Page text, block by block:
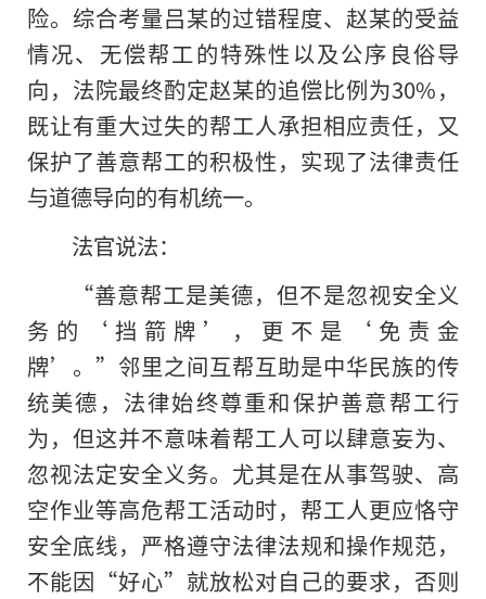
险。综合考量吕某的过错程度、赵某的受益
情况、无偿帮工的特殊性以及公序良俗导
向，法院最终酌定赵某的追偿比例为30%，
既让有重大过失的帮工人承担相应责任，又
保护了善意帮工的积极性，实现了法律责任
与道德导向的有机统一。
法官说法：
“善意帮工是美德，但不是忽视安全义
务的‘挡箭牌’，更不是‘免责金
牌’。”邻里之间互帮互助是中华民族的传
统美德，法律始终尊重和保护善意帮工行
为，但这并不意味着帮工人可以肆意妄为、
忽视法定安全义务。尤其是在从事驾驶、高
空作业等高危帮工活动时，帮工人更应恪守
安全底线，严格遵守法律法规和操作规范，
不能因“好心”就放松对自己的要求，否则